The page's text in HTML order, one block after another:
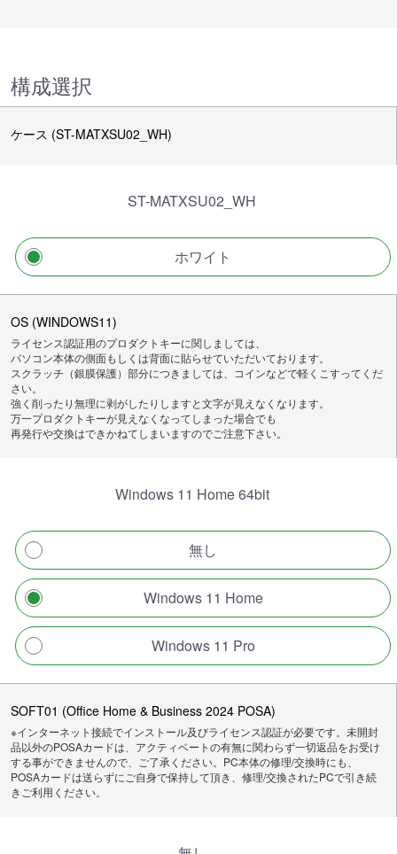
構成選択
ケース (ST-MATXSU02_WH)
ST-MATXSU02_WH
ホワイト
OS (WINDOWS11)
ライセンス認証用のプロダクトキーに関しましては、
パソコン本体の側面もしくは背面に貼らせていただいております。
スクラッチ（銀膜保護）部分につきましては、コインなどで軽くこすってくだ
さい。
強く削ったり無理に剥がしたりしますと文字が見えなくなります。
万一プロダクトキーが見えなくなってしまった場合でも
再発行や交換はできかねてしまいますのでご注意下さい。
Windows 11 Home 64bit
無し
Windows 11 Home
Windows 11 Pro
SOFT01 (Office Home & Business 2024 POSA)
※インターネット接続でインストール及びライセンス認証が必要です。未開封
品以外のPOSAカードは、アクティベートの有無に関わらず一切返品をお受け
する事ができませんので、ご了承ください。PC本体の修理/交換時にも、
POSAカードは送らずにご自身で保持して頂き、修理/交換されたPCで引き続
きご利用ください。